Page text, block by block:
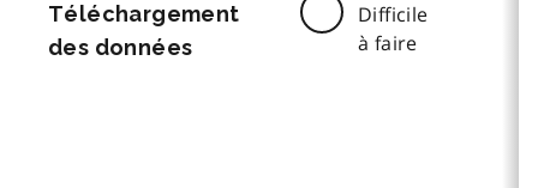
Téléchargement
des données
Difficile
à faire